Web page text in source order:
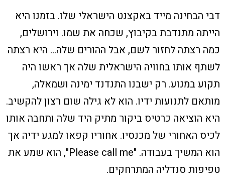
דבי הבחינה מייד באקצנט הישראלי שלו. בזמנו היא
הייתה מתנדבת בקיבוץ, שכחה את שמו. וירושלים,
כמה רצתה לחזור לשם, אבל ההורים שלה… היא רצתה
לשתף אותו בחוויה הישראלית שלה אך ראשו היה
תקוע במנוע. רק ישבנו התנדנד ימינה ושמאלה,
מותאם לתנועות ידיו. הוא לא גילה שום רצון להקשיב.
היא הוציאה כרטיס ביקור מתיק היד שלה ותחבה אותו
לכיס האחורי של מכנסיו. אחוריו קפאו למגע ידיה אך
הוא המשיך בעבודה. "Please call me", הוא שמע את
טפיפות סנדליה המתרחקים.